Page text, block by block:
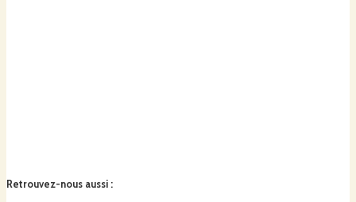
Retrouvez-nous aussi :